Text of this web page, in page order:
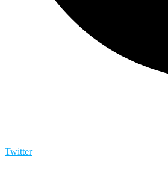
Twitter